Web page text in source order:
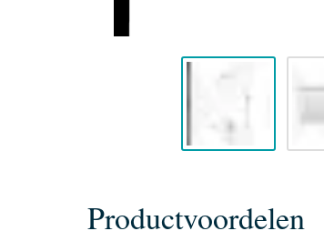
Productvoordelen